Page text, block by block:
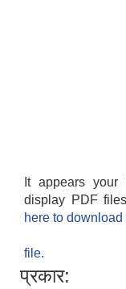
It appears
display PDF
here to
file.
प्रकार: